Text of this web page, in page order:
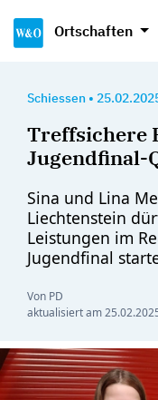
Ortschaften
Schiessen •
Treffsichere
Jugendfinal-
Sina und Lina
Liechtenstein
Leistungen im
Jugendfinal
Von PD
aktualisiert am